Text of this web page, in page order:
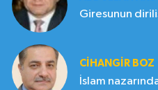
Giresunun
CIHANGIR BOZ
İslam